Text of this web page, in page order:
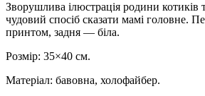
Зворушлива ілюстрація родини
чудовий спосіб сказати мамі головне.
принтом, задня — біла.
Розмір: 35×40 см.
Матеріал: бавовна, холофайбер.